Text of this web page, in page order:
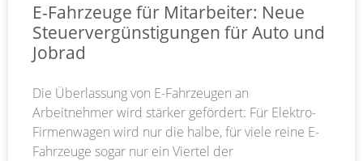
E-Fahrzeuge für Mitarbeiter: Neue
Steuervergünstigungen für Auto und
Jobrad
Die Überlassung von E-Fahrzeugen an
Arbeitnehmer wird stärker gefördert: Für Elektro-
Firmenwagen wird nur die halbe, für viele reine E-
Fahrzeuge sogar nur ein Viertel der